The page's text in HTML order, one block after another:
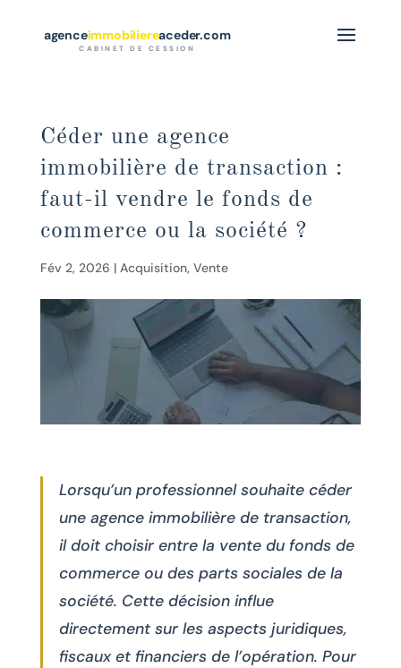
agenceimmobiliereaceder.com
CABINET DE CESSION
Céder une agence
immobilière de transaction :
faut-il vendre le fonds de
commerce ou la société ?
Fév 2, 2026 | Acquisition, Vente
Lorsqu’un professionnel souhaite céder
une agence immobilière de transaction,
il doit choisir entre la vente du fonds de
commerce ou des parts sociales de la
société. Cette décision influe
directement sur les aspects juridiques,
fiscaux et financiers de l’opération. Pour